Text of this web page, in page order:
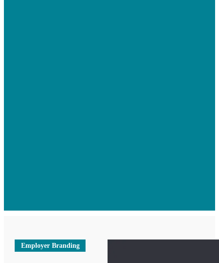
Employer Branding